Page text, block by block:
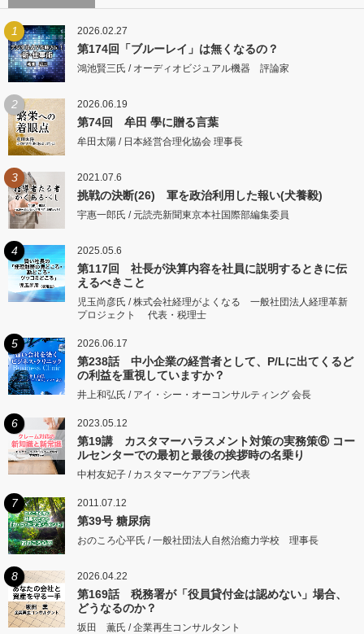
1 2026.02.27
第174回「ブルーレイ」は無くなるの？
鴻池賢三氏 / オーディオビジュアル機器 評論家
2 2026.06.19
第74回 牟田 學に贈る言葉
牟田太陽 / 日本経営合理化協会 理事長
3 2021.07.6
挑戦の決断(26) 軍を政治利用した報い(犬養毅)
宇惠一郎氏 / 元読売新聞東京本社国際部編集委員
4 2025.05.6
第117回 社長が決算内容を社員に説明するときに伝
えるべきこと
児玉尚彦氏 / 株式会社経理がよくなる 一般社団法人経理革新
プロジェクト 代表・税理士
5 2026.06.17
第238話 中小企業の経営者として、P/Lに出てくるど
の利益を重視していますか？
井上和弘氏 / アイ・シー・オーコンサルティング 会長
6 2023.05.12
第19講 カスタマーハラスメント対策の実務策⑥ コー
ルセンターでの最初と最後の挨拶時の名乗り
中村友妃子 / カスタマーケアプラン代表
7 2011.07.12
第39号 糖尿病
おのころ心平氏 / 一般社団法人自然治癒力学校 理事長
8 2026.04.22
第169話 税務署が「役員貸付金は認めない」場合、
どうなるのか？
坂田 薫氏 / 企業再生コンサルタント